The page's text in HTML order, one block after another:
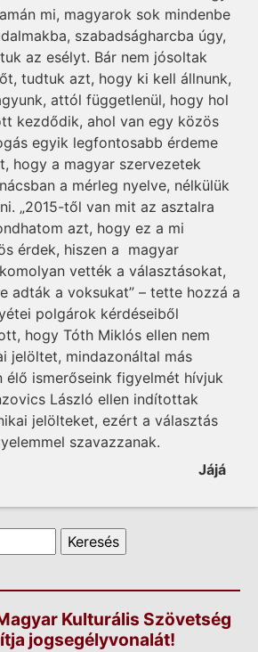
mi, magyarok sok mindenbe
szabadságharcba úgy,
az esélyt. Bár nem jósoltak
tudtuk azt, hogy ki kell állnunk,
attól függetlenül, hogy hol
kezdődik, ahol van egy közös
egyik legfontosabb érdeme
hogy a magyar szervezetek
a mérleg nyelve, nélkülük
„2015-től van mit az asztalra
azt, hogy ez a mi
érdek, hiszen a magyar
vették a választásokat,
adták a voksukat” – tette hozzá a
polgárok kérdéseiből
hogy Tóth Miklós ellen nem
jelöltet, mindazonáltal más
élő ismerőseink figyelmét hívjuk
László ellen indítottak
jelölteket, ezért a választás
szavazzanak.
Jájá
Kulturális Szövetség
jogsegélyvonalát!